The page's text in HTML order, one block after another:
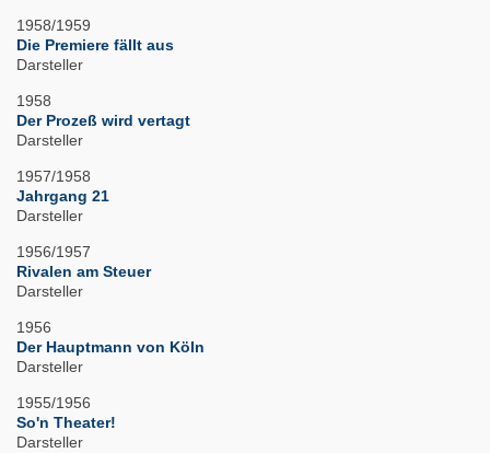
1958/1959
Die Premiere fällt aus
Darsteller
1958
Der Prozeß wird vertagt
Darsteller
1957/1958
Jahrgang 21
Darsteller
1956/1957
Rivalen am Steuer
Darsteller
1956
Der Hauptmann von Köln
Darsteller
1955/1956
So'n Theater!
Darsteller